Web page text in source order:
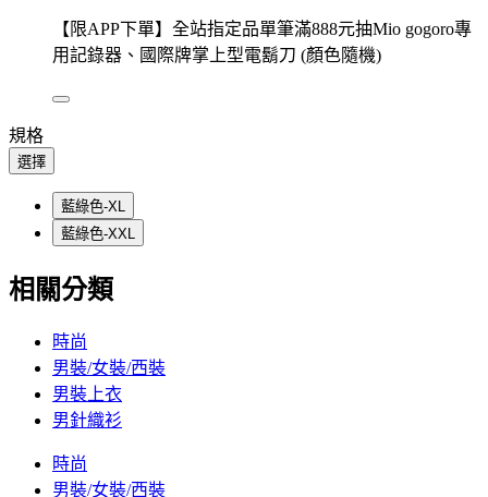
【限APP下單】全站指定品單筆滿888元抽Mio gogoro專
用記錄器、國際牌掌上型電鬍刀 (顏色隨機)
規格
選擇
藍綠色-XL
藍綠色-XXL
相關分類
時尚
男裝/女裝/西裝
男裝上衣
男針織衫
時尚
男裝/女裝/西裝